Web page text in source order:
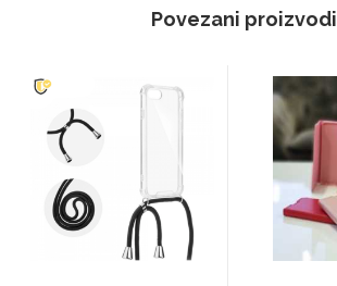
Povezani proizvodi